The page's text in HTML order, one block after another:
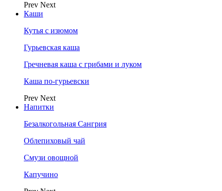
Prev Next
Каши
Кутья с изюмом
Гурьевская каша
Гречневая каша с грибами и луком
Каша по-гурьевски
Prev Next
Напитки
Безалкогольная Сангрия
Облепиховый чай
Смузи овощной
Капучино